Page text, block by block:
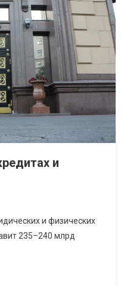
и
и физических
235–240 млрд